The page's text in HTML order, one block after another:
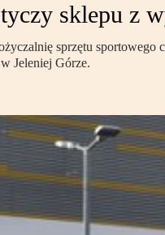
sklepu z
sprzętu
Jeleniej Górze.